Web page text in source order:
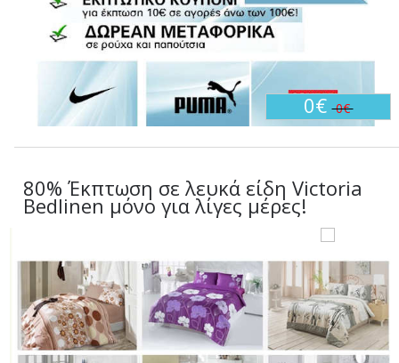
0€0€
80% Έκπτωση σε λευκά είδη Victoria
Bedlinen μόνο για λίγες μέρες!